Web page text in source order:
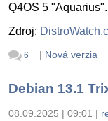
Q4OS 5 "Aquarius".
Zdroj:
6 | Nová verzia
Debian 13.1
08.09.2025 | 09:01 |